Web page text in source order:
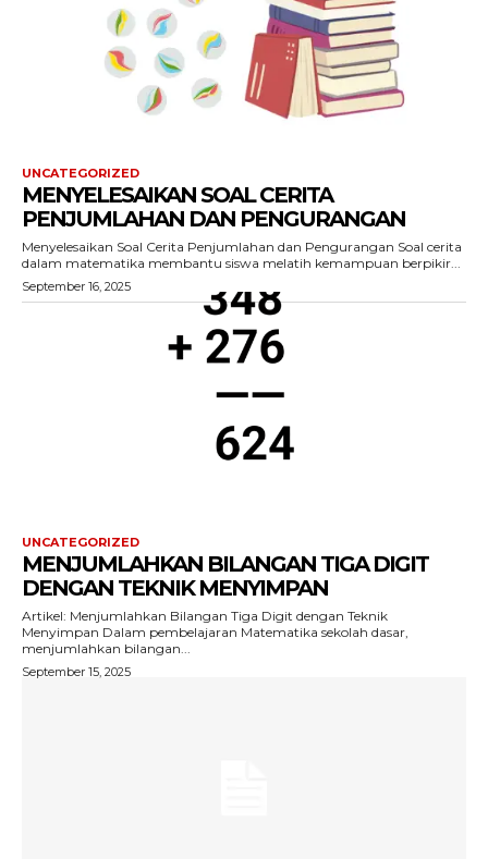
UNCATEGORIZED
MENYELESAIKAN SOAL CERITA
PENJUMLAHAN DAN PENGURANGAN
Menyelesaikan Soal Cerita Penjumlahan dan Pengurangan Soal cerita
dalam matematika membantu siswa melatih kemampuan berpikir...
September 16, 2025
UNCATEGORIZED
MENJUMLAHKAN BILANGAN TIGA DIGIT
DENGAN TEKNIK MENYIMPAN
Artikel: Menjumlahkan Bilangan Tiga Digit dengan Teknik
Menyimpan Dalam pembelajaran Matematika sekolah dasar,
menjumlahkan bilangan...
September 15, 2025